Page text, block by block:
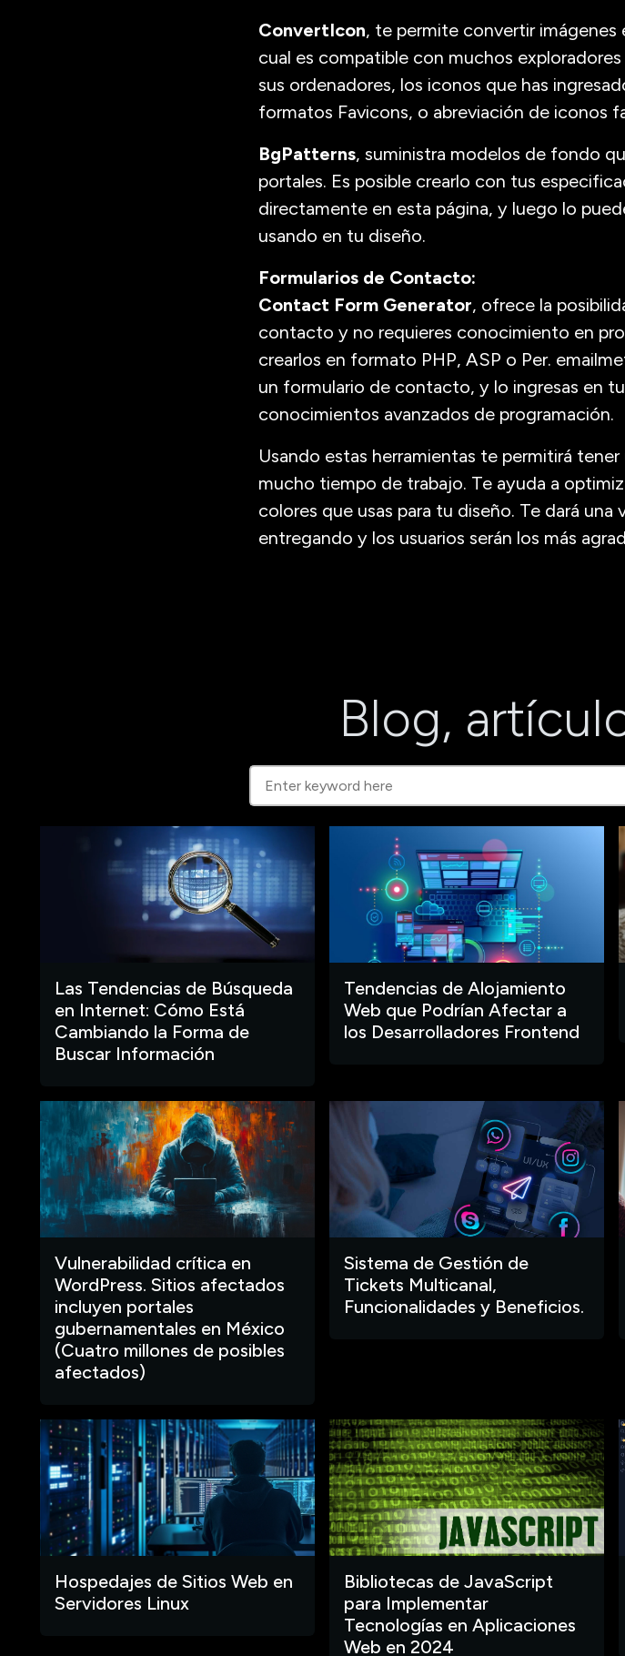
ConvertIcon, te permite convertir
cual es compatible con muchos
sus ordenadores, los iconos que has
formatos Favicons, o abreviación de iconos
BgPatterns, suministra modelos de fondo
portales. Es posible crearlo con tus
directamente en esta página, y luego lo
usando en tu diseño.
Formularios de Contacto:
Contact Form Generator, ofrece la
contacto y no requieres conocimiento en
crearlos en formato PHP, ASP o Per.
un formulario de contacto, y lo ingresas en
conocimientos avanzados de programación.
Usando estas herramientas te permitirá
mucho tiempo de trabajo. Te ayuda a
colores que usas para tu diseño. Te dará
entregando y los usuarios serán los más
Blog,
Las Tendencias de Búsqueda
en Internet: Cómo Está
Cambiando la Forma de
Buscar Información
Tendencias de Alojamiento
Web que Podrían Afectar a
los Desarrolladores Frontend
Vulnerabilidad crítica en
WordPress. Sitios afectados
incluyen portales
gubernamentales en México
(Cuatro millones de posibles
afectados)
Sistema de Gestión de
Tickets Multicanal,
Funcionalidades y Beneficios.
Hospedajes de Sitios Web en
Servidores Linux
Bibliotecas de JavaScript
para Implementar
Tecnologías en Aplicaciones
Web en 2024